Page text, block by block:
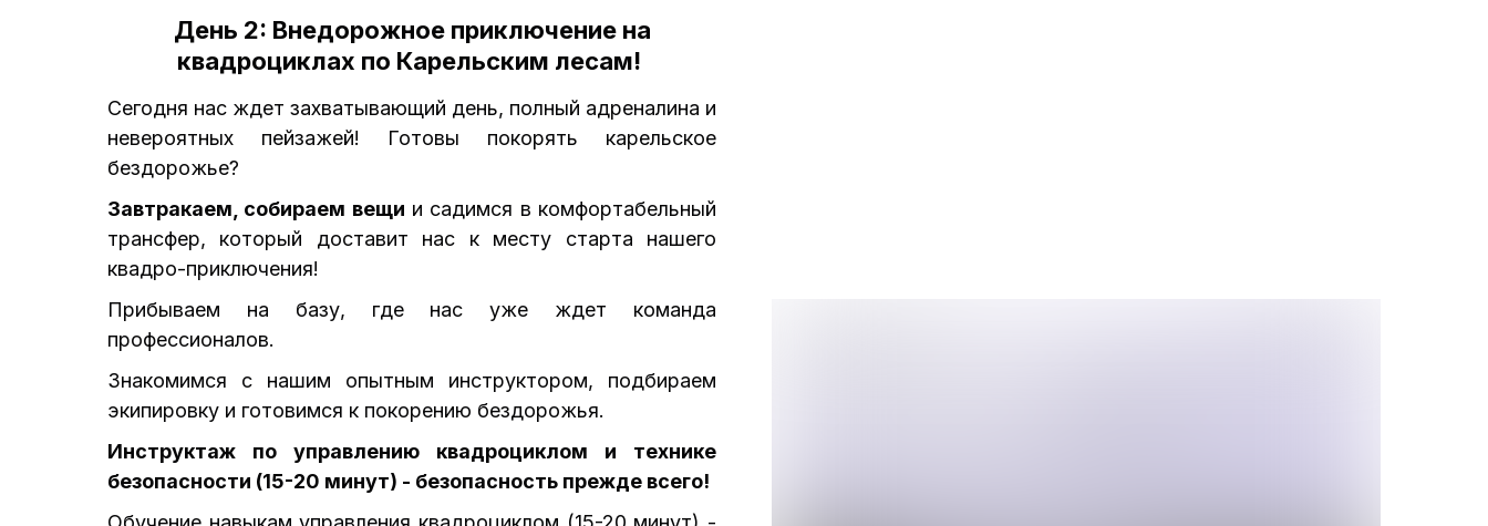
День 2: Внедорожное приключение на
квадроциклах по Карельским лесам!
Сегодня нас ждет захватывающий день, полный адреналина и
невероятных пейзажей! Готовы покорять карельское
бездорожье?
Завтракаем, собираем вещи и садимся в комфортабельный
трансфер, который доставит нас к месту старта нашего
квадро-приключения!
Прибываем на базу, где нас уже ждет команда
профессионалов.
Знакомимся с нашим опытным инструктором, подбираем
экипировку и готовимся к покорению бездорожья.
Инструктаж по управлению квадроциклом и технике
безопасности (15-20 минут) - безопасность прежде всего!